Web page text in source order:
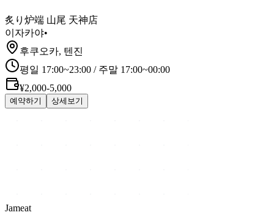
炙り炉端 山尾 天神店
이자카야•
후쿠오카, 텐진
평일 17:00~23:00 / 주말 17:00~00:00
¥2,000-5,000
예약하기 상세보기
Jameat